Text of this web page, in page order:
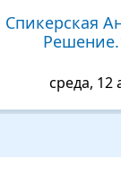
Спикерская
среда, 12